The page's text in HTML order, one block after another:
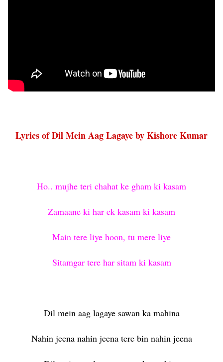
Lyrics of Dil Mein Aag Lagaye by Kishore Kumar
Ho.. mujhe teri chahat ke gham ki kasam
Zamaane ki har ek kasam ki kasam
Main tere liye hoon, tu mere liye
Sitamgar tere har sitam ki kasam
Dil mein aag lagaye sawan ka mahina
Nahin jeena nahin jeena tere bin nahin jeena